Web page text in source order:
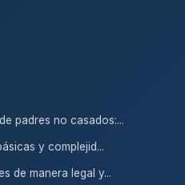
padres no casados:...
y complejid...
de manera legal y...